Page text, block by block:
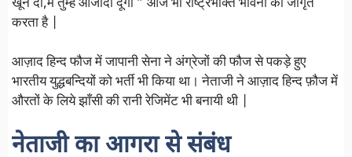
खून दो,मैं तुम्हें आजादी दूंगा ” आज भी राष्ट्रभक्ति भावना को जागृत
करता है |
आज़ाद हिन्द फौज में जापानी सेना ने अंग्रेजों की फौज से पकड़े हुए
भारतीय युद्धबन्दियों को भर्ती भी किया था। नेताजी ने आज़ाद हिन्द फ़ौज में
औरतों के लिये झाँसी की रानी रेजिमेंट भी बनायी थी |
नेताजी का आगरा से संबंध